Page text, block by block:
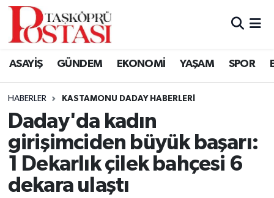
ASAYİŞ GÜNDEM EKONOMİ YAŞAM SPOR
HABERLER KASTAMONU DADAY HABERLERI
Daday'da kadın
girişimciden büyük başarı:
1 Dekarlık çilek bahçesi 6
dekara ulaştı
Kastamonu Vefat Edenler
Araç Haberleri
Azdavay Haberleri